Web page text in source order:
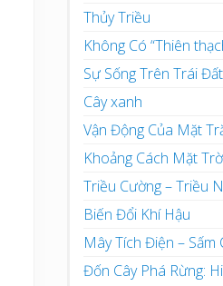
Thủy Triều
Không Có “Thiên
Sự Sống Trên Trái Đất
Cây xanh
Vận Động Của Mặt
Khoảng Cách Mặt
Triều Cường – Triều
Biến Đổi Khí Hậu
Mây Tích Điện –
Đốn Cây Phá Rừng: